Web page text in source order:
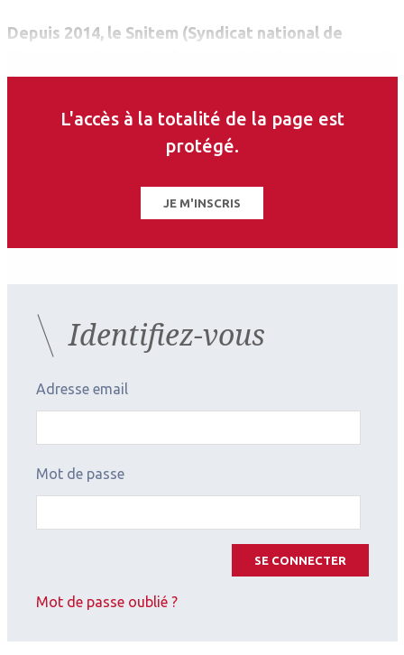
Depuis 2014, le Snitem (Syndicat national de
dans la publication de livrets dédiés aux
médicales.
L'accès à la totalité de la page est
protégé.
JE M'INSCRIS
Identifiez-vous
Adresse email
Mot de passe
SE CONNECTER
Mot de passe oublié ?